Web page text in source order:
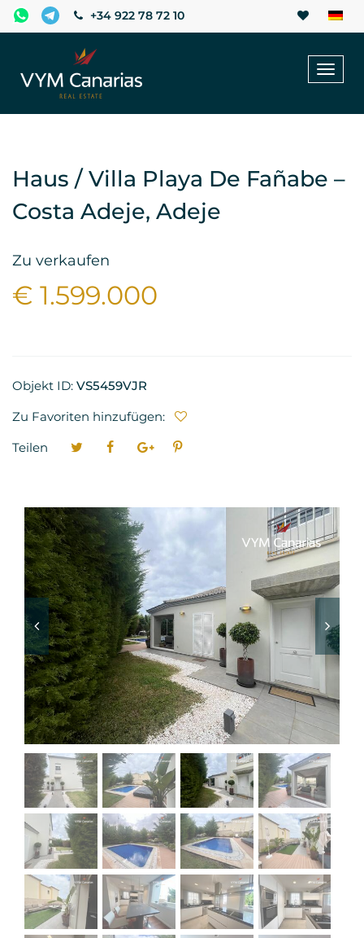
+34 922 78 72 10
Haus / Villa Playa De Fañabe –
Costa Adeje, Adeje
Zu verkaufen
€ 1.599.000
Objekt ID: VS5459VJR
Zu Favoriten hinzufügen:
Teilen